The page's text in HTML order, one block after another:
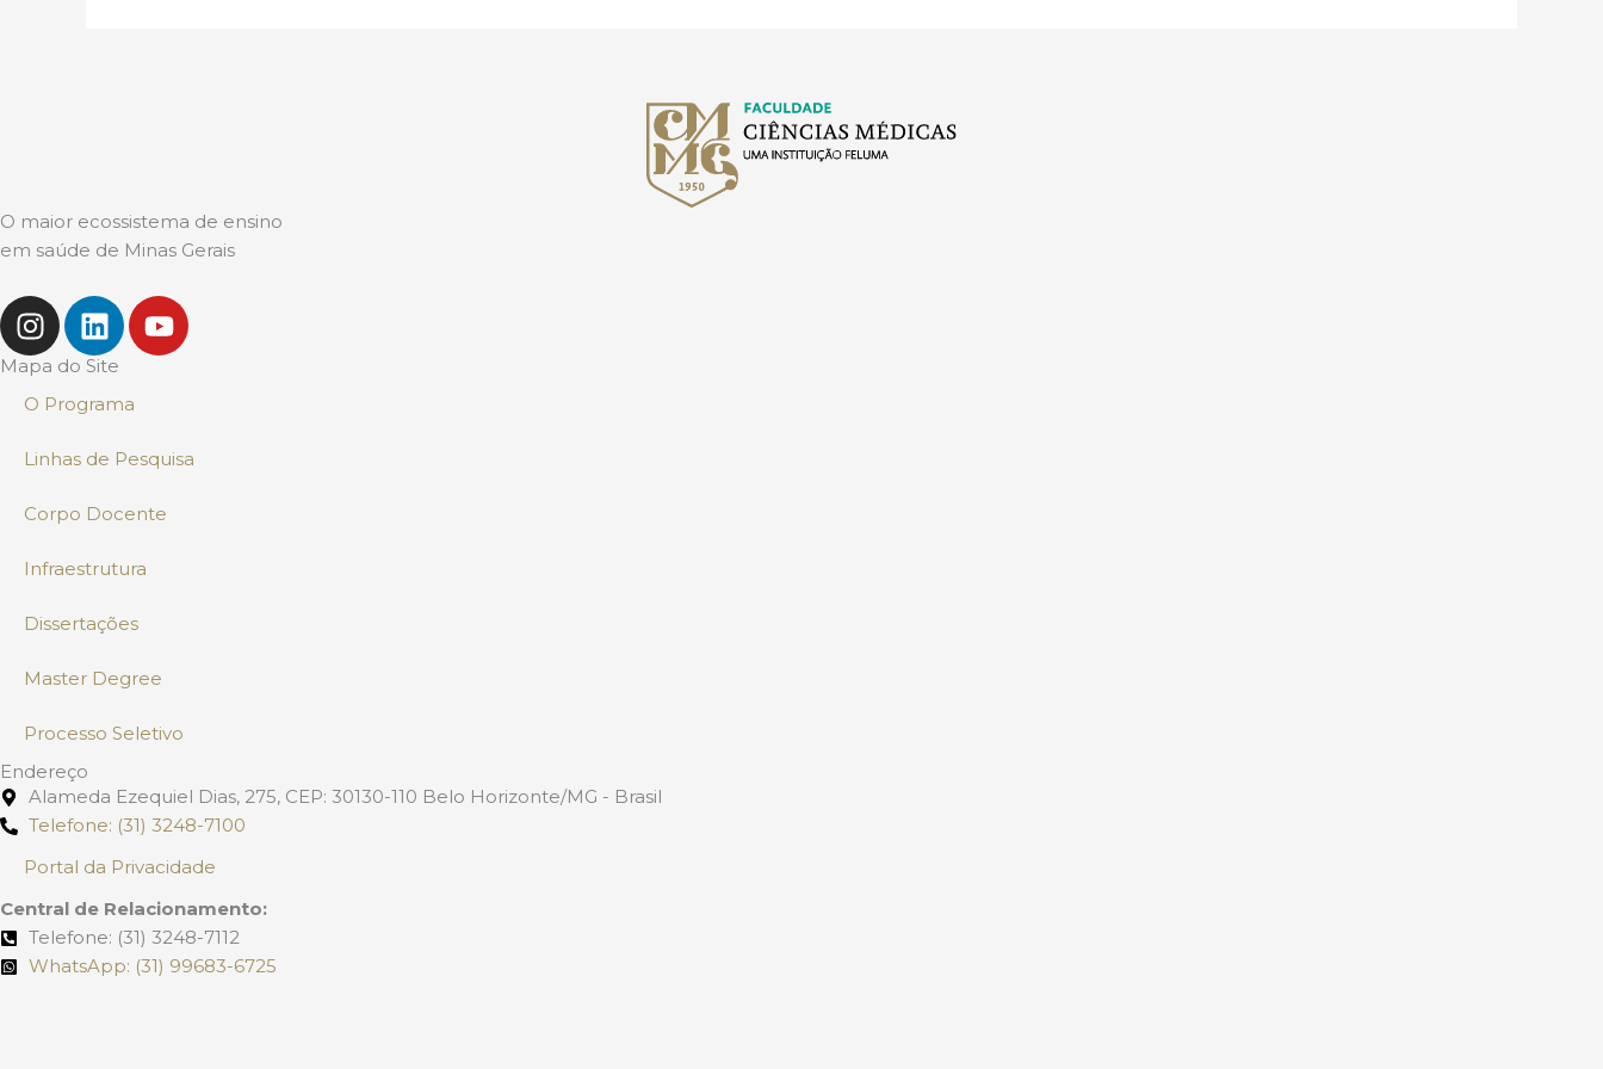
O maior ecossistema de ensino
em saúde de Minas Gerais
I
n
s
t
g
a
L
i
n
k
d
n
Y
o
b
Mapa do Site
O Programa
Linhas de Pesquisa
Corpo Docente
Infraestrutura
Dissertações
Master Degree
Processo Seletivo
Endereço
Alameda Ezequiel Dias, 275, CEP: 30130-110 Belo Horizonte/MG - Brasil
Telefone: (31) 3248-7100
Portal da Privacidade
Central de Relacionamento:
Telefone: (31) 3248-7112
WhatsApp: (31) 99683-6725